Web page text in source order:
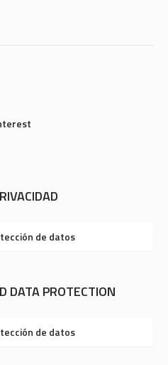
de datos
DATA PROTECTION
de datos